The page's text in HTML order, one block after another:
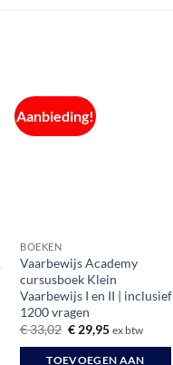
Aanbieding!
BOEKEN
Vaarbewijs Academy
cursusboek Klein
Vaarbewijs I en II | inclusief
1200 vragen
€33,02 Oorspronkelijke
prijs
was:
€ 29,95Huidige
is:
ex btw
TOEVOEGEN AAN